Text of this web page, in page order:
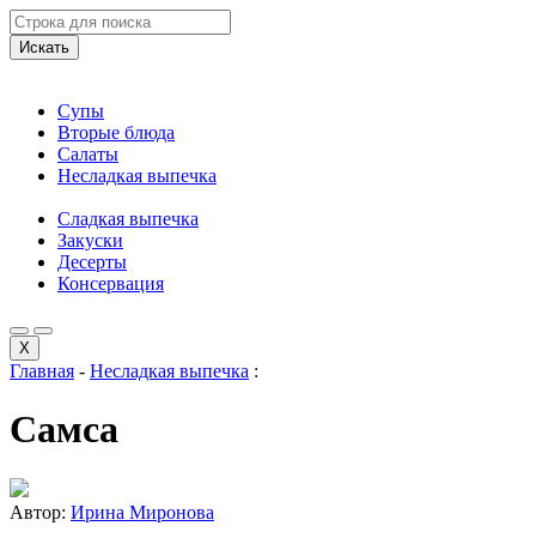
Искать
Супы
Вторые блюда
Салаты
Несладкая выпечка
Сладкая выпечка
Закуски
Десерты
Консервация
X
Главная - Несладкая выпечка :
Самса
Автор: Ирина Миронова